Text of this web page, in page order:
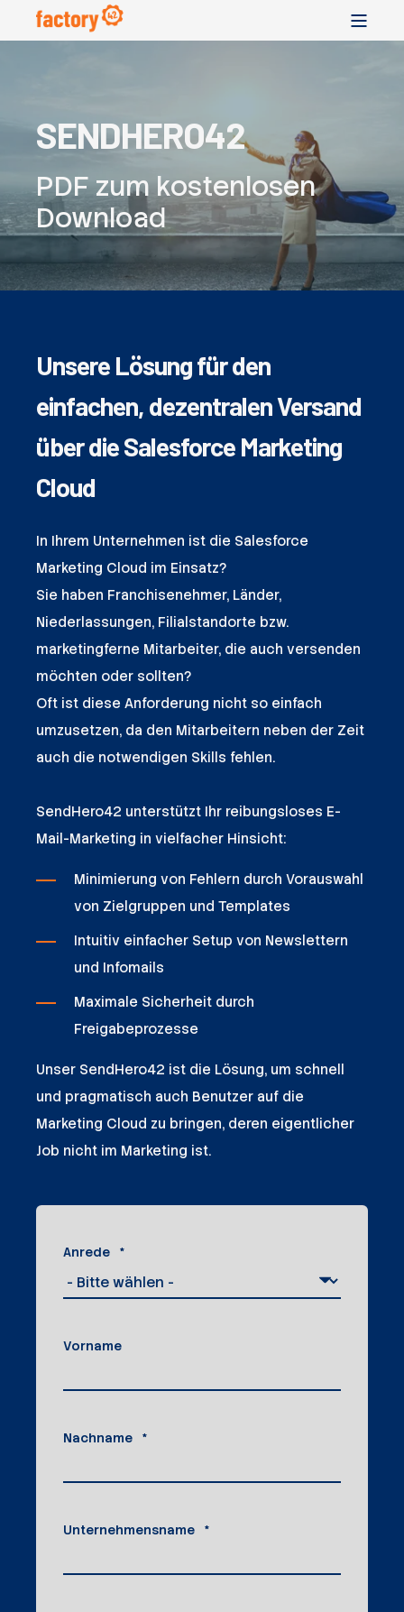
SENDHERO42
PDF zum kostenlosen
Download
Unsere Lösung für den
einfachen, dezentralen Versand
über die Salesforce Marketing
Cloud
In Ihrem Unternehmen ist die Salesforce
Marketing Cloud im Einsatz?
Sie haben Franchisenehmer, Länder,
Niederlassungen, Filialstandorte bzw.
marketingferne Mitarbeiter, die auch versenden
möchten oder sollten?
Oft ist diese Anforderung nicht so einfach
umzusetzen, da den Mitarbeitern neben der Zeit
auch die notwendigen Skills fehlen.
SendHero42 unterstützt Ihr reibungsloses E-
Mail-Marketing in vielfacher Hinsicht:
Minimierung von Fehlern durch Vorauswahl
von Zielgruppen und Templates
Intuitiv einfacher Setup von Newslettern
und Infomails
Maximale Sicherheit durch
Freigabeprozesse
Unser SendHero42 ist die Lösung, um schnell
und pragmatisch auch Benutzer auf die
Marketing Cloud zu bringen, deren eigentlicher
Job nicht im Marketing ist.
Anrede *
Vorname
Nachname *
Unternehmensname *